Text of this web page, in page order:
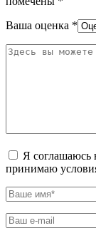
Ваша оценка *
Я соглашаюсь
принимаю